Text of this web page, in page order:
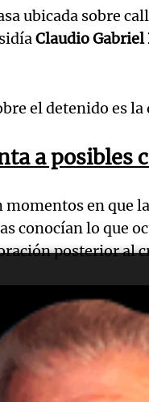
ubicada sobre
Claudio
el detenido es la
a posibles
momentos en que
conocían lo que
posterior al
investigadores
, considerado la
por la Justicia se
que se